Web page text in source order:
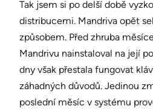
Tak jsem si po delší době
distribucemi. Mandriva opět
způsobem. Před zhruba
Mandrivu nainstaloval na její
dny však přestala fungovat
záhadných důvodů. Jedinou
poslední měsíc v systému